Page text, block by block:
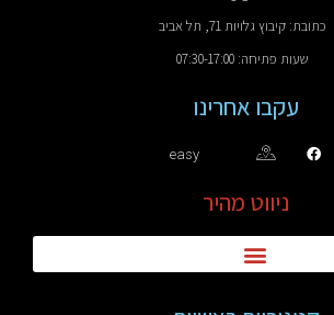
כתובת: קיבוץ גלויות 71, תל אביב
שעות פתיחה: 07:30-17:00
עקבו אחרינו
easy
ניווט מהיר